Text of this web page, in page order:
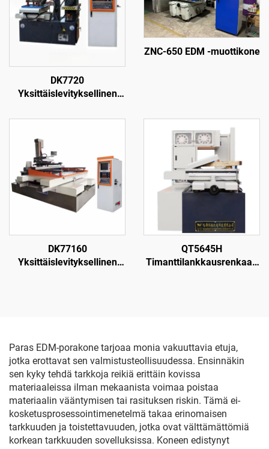
DK7720
Yksittäislevityksellinen
ZNC-650 EDM -muottikone
DK77160
Yksittäislevityksellinen
QT5645H
Timanttilankkausrenkaan
Paras EDM-porakone tarjoaa monia vakuuttavia etuja,
jotka erottavat sen valmistusteollisuudessa. Ensinnäkin
sen kyky tehdä tarkkoja reikiä erittäin kovissa
materiaaleissa ilman mekaanista voimaa poistaa
materiaalin vääntymisen tai rasituksen riskin. Tämä ei-
kosketusprosessointimenetelmä takaa erinomaisen
tarkkuuden ja toistettavuuden, jotka ovat välttämättömiä
korkean tarkkuuden sovelluksissa. Koneen edistynyt